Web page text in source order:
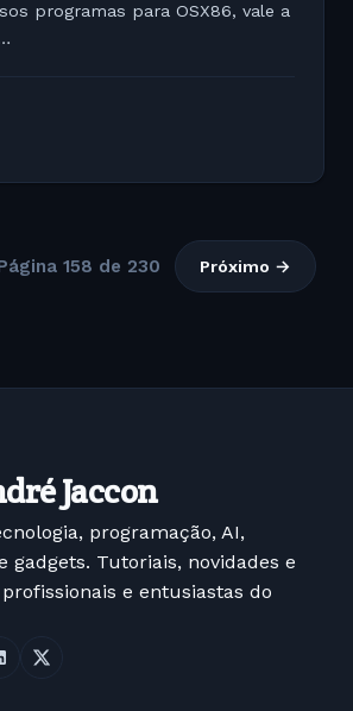
programas para OSX86, vale a
158 de 230 Próximo →
Jaccon
programação, AI,
gadgets. Tutoriais, novidades e
e entusiastas do